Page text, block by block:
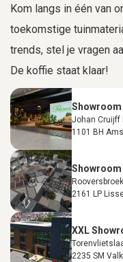
Kom langs in één van
toekomstige
trends, stel je vragen
De koffie staat klaar!
Johan Cruijff
1101 BH
2161 LP
XXL
2235 SM